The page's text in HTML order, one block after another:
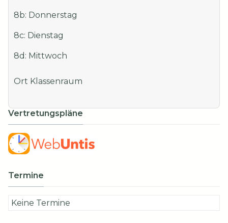
8b: Donnerstag
8c: Dienstag
8d: Mittwoch
Ort Klassenraum
Vertretungspläne
Termine
Keine Termine